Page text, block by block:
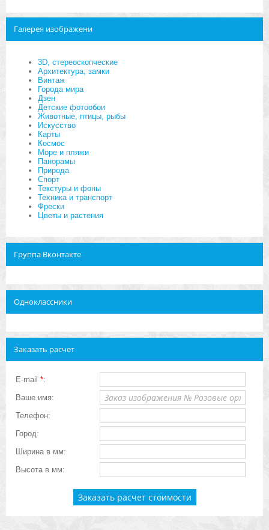
Галерея изображени
3D, стереоскопческие
Архитектура, замки
Винтаж
Города мира
Дзен
Детские фотообои
Животные, птицы, рыбы
Искусство
Карты
Космос
Море и пляжи
Панорамы
Природа
Спорт
Текстуры и фоны
Техника и транспорт
Фрески
Цветы и растения
Группа Вконтакте
Одноклассники
Заказать расчет
E-mail *:
Ваше имя:
Телефон:
Город:
Ширина в мм:
Высота в мм: